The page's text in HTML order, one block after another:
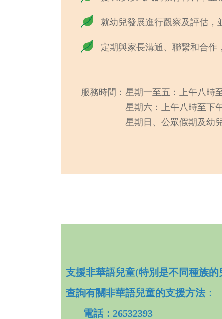
就幼兒發展進行觀察及評估，
定期與家長溝通、聯繫和合作
服務時間：星期一至五：上午八時
星期六：上午八時至下午
星期日、公眾假期及幼兒
支援非華語兒童(特別是不同種族的
查詢有關非華語兒童的支援方法：
電話：26532393